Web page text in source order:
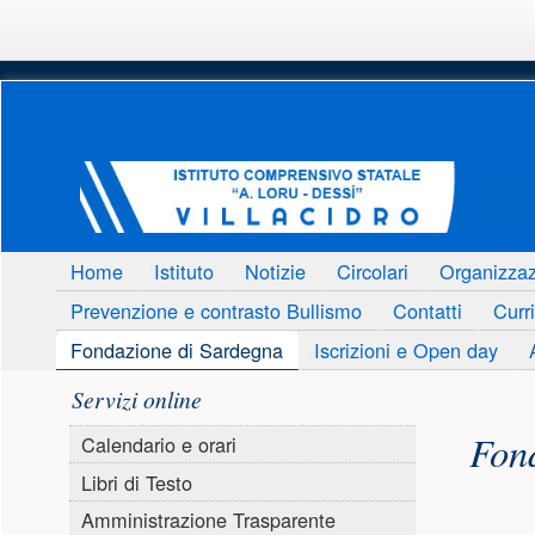
Menu principale
Home Istituto Notizie Circolari
Prevenzione e contrasto Bullismo
Contatti
Fondazione di Sardegna
Iscrizioni e Open day
Menu laterale
Servizi online
Calendario e orari
Libri di Testo
Amministrazione Trasparente